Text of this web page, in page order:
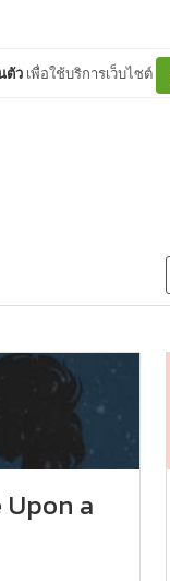
ตัว เพื่อใช้บริการเว็บไซต์
Upon a